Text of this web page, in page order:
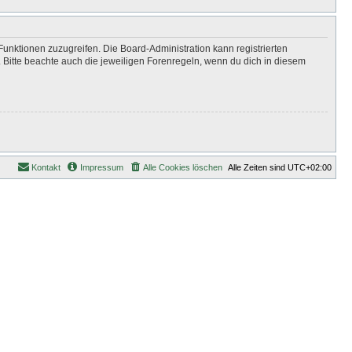
zuzugreifen. Die Board-Administration kann registrierten
beachte auch die jeweiligen Forenregeln, wenn du dich in diesem
Alle Zeiten sind UTC+02:00
Alle Cookies löschen
Impressum
Kontakt